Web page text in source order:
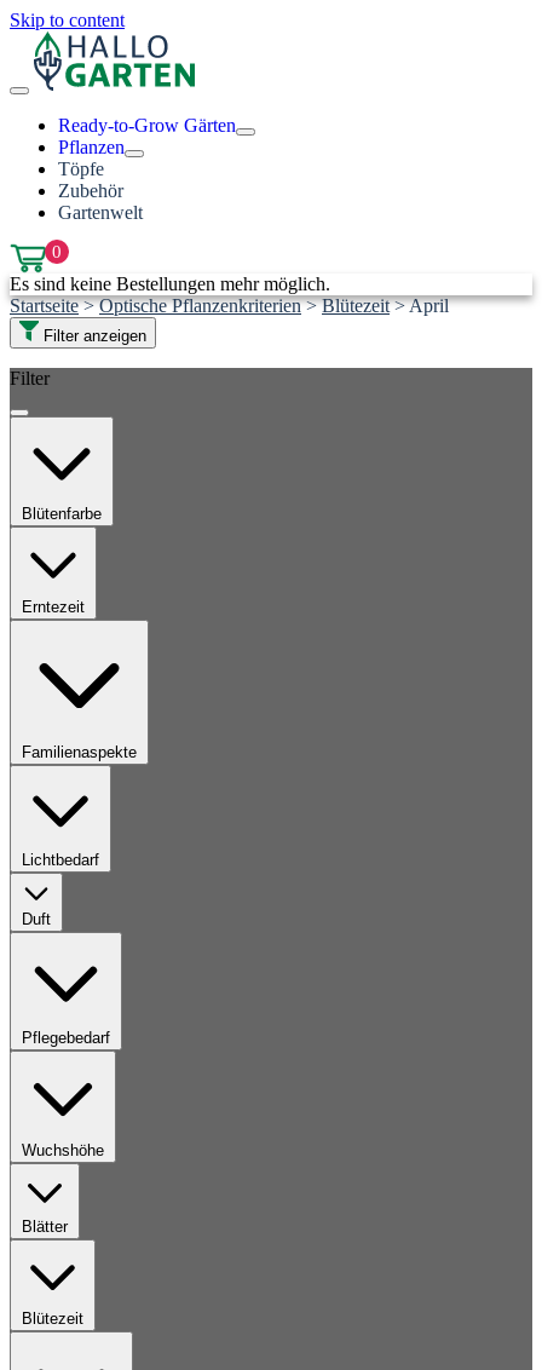
Skip to content
Ready-to-Grow Gärten
Pflanzen
Töpfe
Zubehör
Gartenwelt
0
Es sind keine Bestellungen mehr möglich.
Startseite > Optische Pflanzenkriterien > Blütezeit >April
Filter anzeigen
Filter
Blütenfarbe
Erntezeit
Familienaspekte
Lichtbedarf
Duft
Pflegebedarf
Wuchshöhe
Blätter
Blütezeit